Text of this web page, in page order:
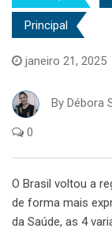
Principal
janeiro 21, 2025
By Débora
0
O Brasil voltou a
de forma mais
da Saúde, as 4